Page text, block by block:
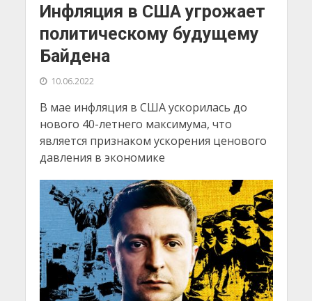
Инфляция в США угрожает
политическому будущему
Байдена
10.06.2022
В мае инфляция в США ускорилась до
нового 40-летнего максимума, что
является признаком ускорения ценового
давления в экономике